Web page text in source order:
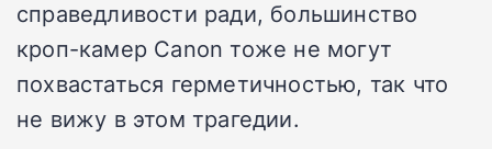
справедливости ради, большинство
кроп-камер Canon тоже не могут
похвастаться герметичностью, так что
не вижу в этом трагедии.